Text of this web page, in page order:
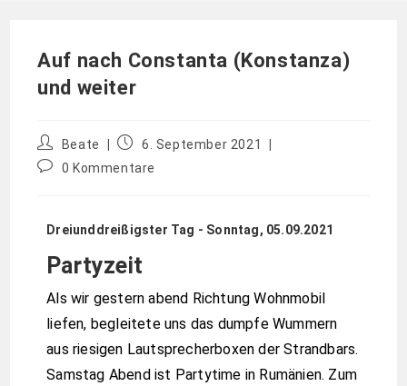
Auf nach Constanta (Konstanza)
und weiter
Beate
6. September 2021
0 Kommentare
Dreiunddreißigster Tag - Sonntag, 05.09.2021
Partyzeit
Als wir gestern abend Richtung Wohnmobil
liefen, begleitete uns das dumpfe Wummern
aus riesigen Lautsprecherboxen der Strandbars.
Samstag Abend ist Partytime in Rumänien. Zum